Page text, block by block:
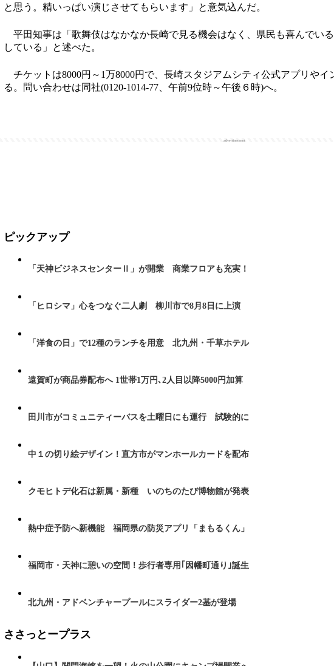
と思う。精いっぱい演じさせてもらいます」と意気込んだ。
平田知事は「歌舞伎はなかなか長崎で見る機会はなく、県民も喜んでい
している」と述べた。
チケットは8000円～1万8000円で、長崎スタジアムシティ公式アプリやイ
る。問い合わせは同社(0120-1014-77、午前9位時～午後６時)へ。
advertisement
ピックアップ
「天神ビジネスセンターⅡ」が開業 商業フロアも充実！
「ヒロシマ」心をつなぐ二人劇 柳川市で8月8日に上演
「洋食の日」で12種のランチを用意 北九州・千草ホテル
遠賀町が商品券配布へ 1世帯1万円､2人目以降5000円加算
田川市がコミュニティーバスを土曜日にも運行 試験的に
中１の切り絵デザイン！直方市がマンホールカードを配布
クモヒトデ化石は新属・新種 いのちのたび博物館が発表
熱中症予防へ新機能 福岡県の防災アプリ「まもるくん」
福岡市・天神に憩いの空間！歩行者専用｢因幡町通り｣誕生
北九州・アドベンチャープールにスライダー2基が登場
ささっとープラス